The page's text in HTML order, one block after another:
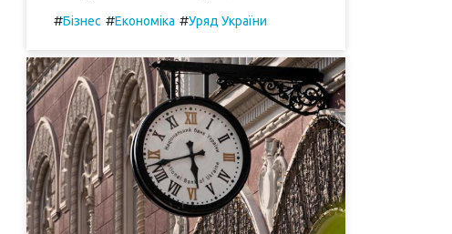
#Бізнес #Економіка #Уряд України